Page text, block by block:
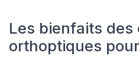
Les bienfaits des
orthoptiques